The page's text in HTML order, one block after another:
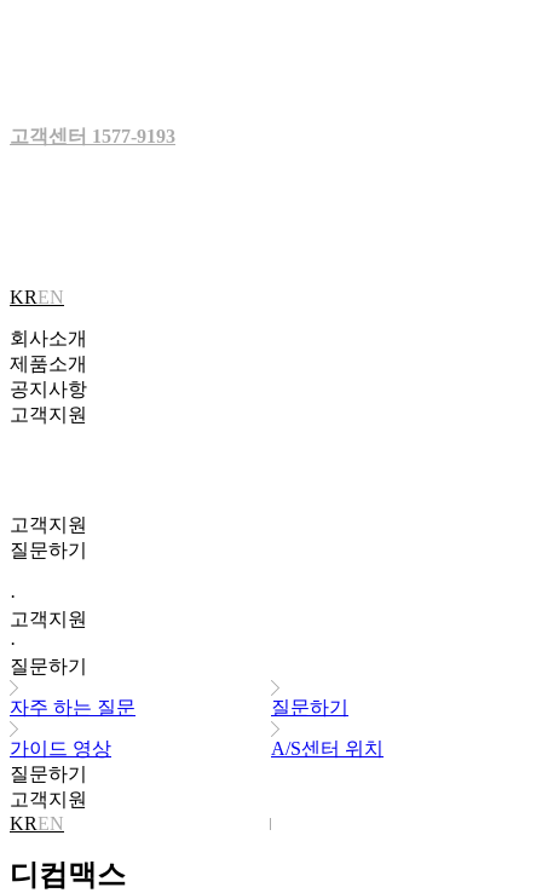
고객센터 1577-9193
KREN
회사소개
제품소개
공지사항
고객지원
KREN
고객지원
질문하기
·
고객지원
·
질문하기
자주 하는 질문 질문하기
가이드 영상
A/S센터 위치
질문하기
고객지원
디컴맥스